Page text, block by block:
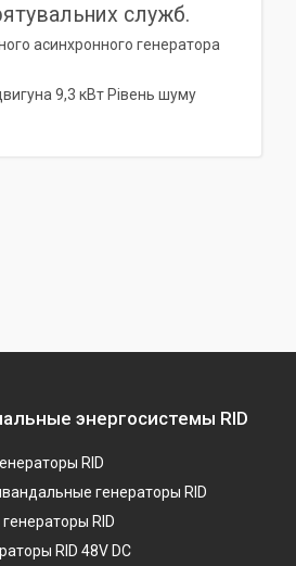
служб.
асинхронного генератора
9,3 кВт Рівень шуму
энергосистемы RID
RID
генераторы RID
генераторы RID
RID 48V DC